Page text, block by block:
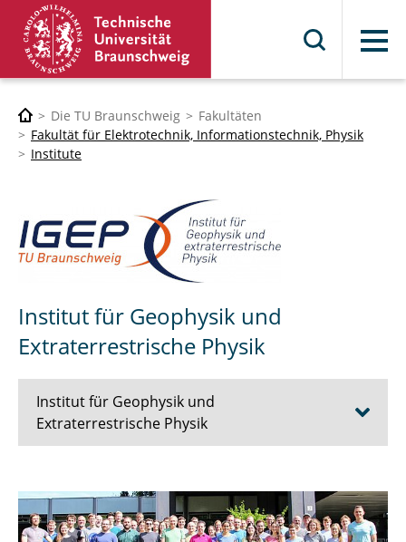
Menü
Die TU Braunschweig
Fakultäten
Fakultät für Elektrotechnik, Informationstechnik, Physik
Institute
Institut für Geophysik und
Extraterrestrische Physik
Institut für Geophysik und
Extraterrestrische Physik
Lehre